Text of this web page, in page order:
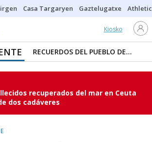
Casa Targaryen Gaztelugatxe Athletic
Kiosko
RECUERDOS DEL PUEBLO DE...
recuperados del mar en Ceuta
dos cadáveres